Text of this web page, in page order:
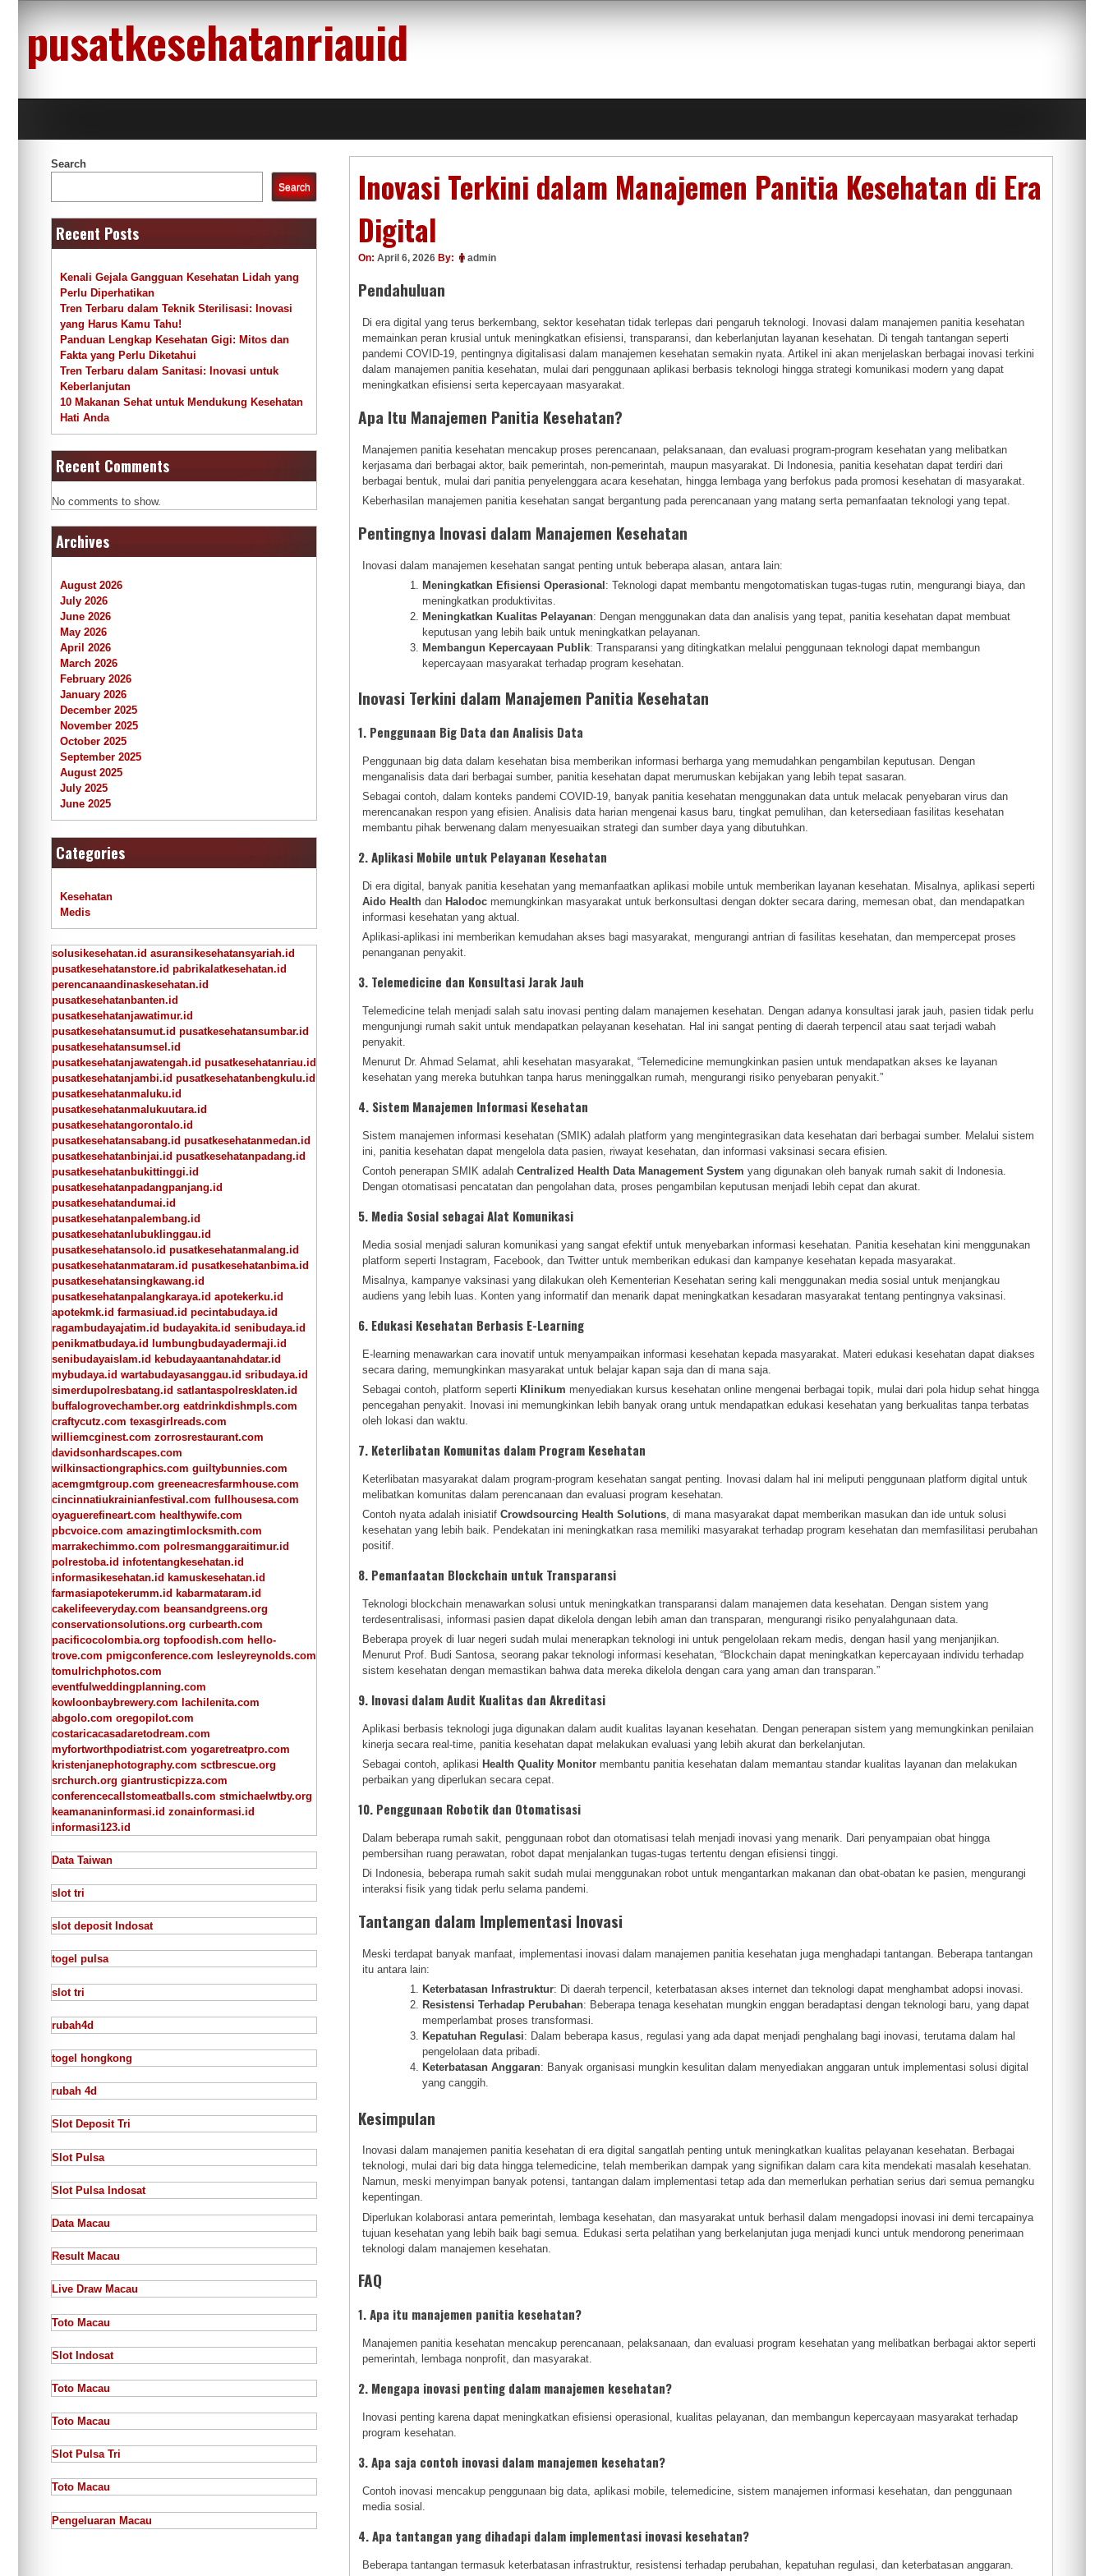
content
pusatkesehatanriauid
Inovasi Terkini dalam Manajemen Panitia Kesehatan di Era
Digital
On: April 6, 2026 By: admin
Pendahuluan
Di era digital yang terus berkembang, sektor kesehatan tidak terlepas dari pengaruh teknologi. Inovasi dalam manajemen panitia kesehatan
memainkan peran krusial untuk meningkatkan efisiensi, transparansi, dan keberlanjutan layanan kesehatan. Di tengah tantangan seperti
pandemi COVID-19, pentingnya digitalisasi dalam manajemen kesehatan semakin nyata. Artikel ini akan menjelaskan berbagai inovasi terkini
dalam manajemen panitia kesehatan, mulai dari penggunaan aplikasi berbasis teknologi hingga strategi komunikasi modern yang dapat
meningkatkan efisiensi serta kepercayaan masyarakat.
Apa Itu Manajemen Panitia Kesehatan?
Manajemen panitia kesehatan mencakup proses perencanaan, pelaksanaan, dan evaluasi program-program kesehatan yang melibatkan
kerjasama dari berbagai aktor, baik pemerintah, non-pemerintah, maupun masyarakat. Di Indonesia, panitia kesehatan dapat terdiri dari
berbagai bentuk, mulai dari panitia penyelenggara acara kesehatan, hingga lembaga yang berfokus pada promosi kesehatan di masyarakat.
Keberhasilan manajemen panitia kesehatan sangat bergantung pada perencanaan yang matang serta pemanfaatan teknologi yang tepat.
Pentingnya Inovasi dalam Manajemen Kesehatan
Inovasi dalam manajemen kesehatan sangat penting untuk beberapa alasan, antara lain:
Meningkatkan Efisiensi Operasional : Teknologi dapat membantu mengotomatiskan tugas-tugas rutin, mengurangi biaya, dan
meningkatkan produktivitas.
Meningkatkan Kualitas Pelayanan: Dengan menggunakan data dan analisis yang tepat, panitia kesehatan dapat membuat
keputusan yang lebih baik untuk meningkatkan pelayanan.
Membangun Kepercayaan Publik: Transparansi yang ditingkatkan melalui penggunaan teknologi dapat membangun
kepercayaan masyarakat terhadap program kesehatan.
Inovasi Terkini dalam Manajemen Panitia Kesehatan
1. Penggunaan Big Data dan Analisis Data
Penggunaan big data dalam kesehatan bisa memberikan informasi berharga yang memudahkan pengambilan keputusan. Dengan
menganalisis data dari berbagai sumber, panitia kesehatan dapat merumuskan kebijakan yang lebih tepat sasaran.
Sebagai contoh, dalam konteks pandemi COVID-19, banyak panitia kesehatan menggunakan data untuk melacak penyebaran virus dan
merencanakan respon yang efisien. Analisis data harian mengenai kasus baru, tingkat pemulihan, dan ketersediaan fasilitas kesehatan
membantu pihak berwenang dalam menyesuaikan strategi dan sumber daya yang dibutuhkan.
2. Aplikasi Mobile untuk Pelayanan Kesehatan
Di era digital, banyak panitia kesehatan yang memanfaatkan aplikasi mobile untuk memberikan layanan kesehatan. Misalnya, aplikasi seperti
Aido Health dan Halodoc memungkinkan masyarakat untuk berkonsultasi dengan dokter secara daring, memesan obat, dan mendapatkan
informasi kesehatan yang aktual.
Aplikasi-aplikasi ini memberikan kemudahan akses bagi masyarakat, mengurangi antrian di fasilitas kesehatan, dan mempercepat proses
penanganan penyakit.
3. Telemedicine dan Konsultasi Jarak Jauh
Telemedicine telah menjadi salah satu inovasi penting dalam manajemen kesehatan. Dengan adanya konsultasi jarak jauh, pasien tidak perlu
mengunjungi rumah sakit untuk mendapatkan pelayanan kesehatan. Hal ini sangat penting di daerah terpencil atau saat terjadi wabah
penyakit.
Menurut Dr. Ahmad Selamat, ahli kesehatan masyarakat, “Telemedicine memungkinkan pasien untuk mendapatkan akses ke layanan
kesehatan yang mereka butuhkan tanpa harus meninggalkan rumah, mengurangi risiko penyebaran penyakit.”
4. Sistem Manajemen Informasi Kesehatan
Sistem manajemen informasi kesehatan (SMIK) adalah platform yang mengintegrasikan data kesehatan dari berbagai sumber. Melalui sistem
ini, panitia kesehatan dapat mengelola data pasien, riwayat kesehatan, dan informasi vaksinasi secara efisien.
Contoh penerapan SMIK adalahCentralized Health Data Management System yang digunakan oleh banyak rumah sakit di Indonesia.
Dengan otomatisasi pencatatan dan pengolahan data, proses pengambilan keputusan menjadi lebih cepat dan akurat.
5. Media Sosial sebagai Alat Komunikasi
Media sosial menjadi saluran komunikasi yang sangat efektif untuk menyebarkan informasi kesehatan. Panitia kesehatan kini menggunakan
platform seperti Instagram, Facebook, dan Twitter untuk memberikan edukasi dan kampanye kesehatan kepada masyarakat.
Misalnya, kampanye vaksinasi yang dilakukan oleh Kementerian Kesehatan sering kali menggunakan media sosial untuk menjangkau
audiens yang lebih luas. Konten yang informatif dan menarik dapat meningkatkan kesadaran masyarakat tentang pentingnya vaksinasi.
6. Edukasi Kesehatan Berbasis E-Learning
E-learning menawarkan cara inovatif untuk menyampaikan informasi kesehatan kepada masyarakat. Materi edukasi kesehatan dapat diakses
secara daring, memungkinkan masyarakat untuk belajar kapan saja dan di mana saja.
Sebagai contoh, platform seperti Klinikum menyediakan kursus kesehatan online mengenai berbagai topik, mulai dari pola hidup sehat hingga
pencegahan penyakit. Inovasi ini memungkinkan lebih banyak orang untuk mendapatkan edukasi kesehatan yang berkualitas tanpa terbatas
oleh lokasi dan waktu.
7. Keterlibatan Komunitas dalam Program Kesehatan
Keterlibatan masyarakat dalam program-program kesehatan sangat penting. Inovasi dalam hal ini meliputi penggunaan platform digital untuk
melibatkan komunitas dalam perencanaan dan evaluasi program kesehatan.
Contoh nyata adalah inisiatifCrowdsourcing Health Solutions, di mana masyarakat dapat memberikan masukan dan ide untuk solusi
kesehatan yang lebih baik. Pendekatan ini meningkatkan rasa memiliki masyarakat terhadap program kesehatan dan memfasilitasi perubahan
positif.
8. Pemanfaatan Blockchain untuk Transparansi
Teknologi blockchain menawarkan solusi untuk meningkatkan transparansi dalam manajemen data kesehatan. Dengan sistem yang
terdesentralisasi, informasi pasien dapat dikelola dengan lebih aman dan transparan, mengurangi risiko penyalahgunaan data.
Beberapa proyek di luar negeri sudah mulai menerapkan teknologi ini untuk pengelolaan rekam medis, dengan hasil yang menjanjikan.
Menurut Prof. Budi Santosa, seorang pakar teknologi informasi kesehatan, “Blockchain dapat meningkatkan kepercayaan individu terhadap
sistem kesehatan dengan memastikan bahwa data mereka dikelola dengan cara yang aman dan transparan.”
9. Inovasi dalam Audit Kualitas dan Akreditasi
Aplikasi berbasis teknologi juga digunakan dalam audit kualitas layanan kesehatan. Dengan penerapan sistem yang memungkinkan penilaian
kinerja secara real-time, panitia kesehatan dapat melakukan evaluasi yang lebih akurat dan berkelanjutan.
Sebagai contoh, aplikasi Health Quality Monitor membantu panitia kesehatan dalam memantau standar kualitas layanan dan melakukan
perbaikan yang diperlukan secara cepat.
10. Penggunaan Robotik dan Otomatisasi
Dalam beberapa rumah sakit, penggunaan robot dan otomatisasi telah menjadi inovasi yang menarik. Dari penyampaian obat hingga
pembersihan ruang perawatan, robot dapat menjalankan tugas-tugas tertentu dengan efisiensi tinggi.
Di Indonesia, beberapa rumah sakit sudah mulai menggunakan robot untuk mengantarkan makanan dan obat-obatan ke pasien, mengurangi
interaksi fisik yang tidak perlu selama pandemi.
Tantangan dalam Implementasi Inovasi
Meski terdapat banyak manfaat, implementasi inovasi dalam manajemen panitia kesehatan juga menghadapi tantangan. Beberapa tantangan
itu antara lain:
Keterbatasan Infrastruktur: Di daerah terpencil, keterbatasan akses internet dan teknologi dapat menghambat adopsi inovasi.
Resistensi Terhadap Perubahan: Beberapa tenaga kesehatan mungkin enggan beradaptasi dengan teknologi baru, yang dapat
memperlambat proses transformasi.
Kepatuhan Regulasi: Dalam beberapa kasus, regulasi yang ada dapat menjadi penghalang bagi inovasi, terutama dalam hal
pengelolaan data pribadi.
Keterbatasan Anggaran: Banyak organisasi mungkin kesulitan dalam menyediakan anggaran untuk implementasi solusi digital
yang canggih.
Kesimpulan
Inovasi dalam manajemen panitia kesehatan di era digital sangatlah penting untuk meningkatkan kualitas pelayanan kesehatan. Berbagai
teknologi, mulai dari big data hingga telemedicine, telah memberikan dampak yang signifikan dalam cara kita mendekati masalah kesehatan.
Namun, meski menyimpan banyak potensi, tantangan dalam implementasi tetap ada dan memerlukan perhatian serius dari semua pemangku
kepentingan.
Diperlukan kolaborasi antara pemerintah, lembaga kesehatan, dan masyarakat untuk berhasil dalam mengadopsi inovasi ini demi tercapainya
tujuan kesehatan yang lebih baik bagi semua. Edukasi serta pelatihan yang berkelanjutan juga menjadi kunci untuk mendorong penerimaan
teknologi dalam manajemen kesehatan.
FAQ
1. Apa itu manajemen panitia kesehatan?
Manajemen panitia kesehatan mencakup perencanaan, pelaksanaan, dan evaluasi program kesehatan yang melibatkan berbagai aktor seperti
pemerintah, lembaga nonprofit, dan masyarakat.
2. Mengapa inovasi penting dalam manajemen kesehatan?
Inovasi penting karena dapat meningkatkan efisiensi operasional, kualitas pelayanan, dan membangun kepercayaan masyarakat terhadap
program kesehatan.
3. Apa saja contoh inovasi dalam manajemen kesehatan?
Contoh inovasi mencakup penggunaan big data, aplikasi mobile, telemedicine, sistem manajemen informasi kesehatan, dan penggunaan
media sosial.
4. Apa tantangan yang dihadapi dalam implementasi inovasi kesehatan?
Beberapa tantangan termasuk keterbatasan infrastruktur, resistensi terhadap perubahan, kepatuhan regulasi, dan keterbatasan anggaran.
Search
Search
Recent Posts
Kenali Gejala Gangguan Kesehatan Lidah yang
Perlu Diperhatikan
Tren Terbaru dalam Teknik Sterilisasi: Inovasi
yang Harus Kamu Tahu!
Panduan Lengkap Kesehatan Gigi: Mitos dan
Fakta yang Perlu Diketahui
Tren Terbaru dalam Sanitasi: Inovasi untuk
Keberlanjutan
10 Makanan Sehat untuk Mendukung Kesehatan
Hati Anda
Recent Comments
No comments to show.
Archives
August 2026
July 2026
June 2026
May 2026
April 2026
March 2026
February 2026
January 2026
December 2025
November 2025
October 2025
September 2025
August 2025
July 2025
June 2025
Categories
Kesehatan
Medis
solusikesehatan.id asuransikesehatansyariah.id
pusatkesehatanstore.id pabrikalatkesehatan.id
perencanaandinaskesehatan.id
pusatkesehatanbanten.id
pusatkesehatanjawatimur.id
pusatkesehatansumut.id pusatkesehatansumbar.id
pusatkesehatansumsel.id
pusatkesehatanjawatengah.id pusatkesehatanriau.id
pusatkesehatanjambi.id pusatkesehatanbengkulu.id
pusatkesehatanmaluku.id
pusatkesehatanmalukuutara.id
pusatkesehatangorontalo.id
pusatkesehatansabang.id pusatkesehatanmedan.id
pusatkesehatanbinjai.id pusatkesehatanpadang.id
pusatkesehatanbukittinggi.id
pusatkesehatanpadangpanjang.id
pusatkesehatandumai.id
pusatkesehatanpalembang.id
pusatkesehatanlubuklinggau.id
pusatkesehatansolo.id pusatkesehatanmalang.id
pusatkesehatanmataram.id pusatkesehatanbima.id
pusatkesehatansingkawang.id
pusatkesehatanpalangkaraya.id apotekerku.id
apotekmk.id farmasiuad.id pecintabudaya.id
ragambudayajatim.id budayakita.id senibudaya.id
penikmatbudaya.id lumbungbudayadermaji.id
senibudayaislam.id kebudayaantanahdatar.id
mybudaya.id wartabudayasanggau.id sribudaya.id
simerdupolresbatang.id satlantaspolresklaten.id
buffalogrovechamber.org eatdrinkdishmpls.com
craftycutz.com texasgirlreads.com
williemcginest.com zorrosrestaurant.com
davidsonhardscapes.com
wilkinsactiongraphics.com guiltybunnies.com
acemgmtgroup.com greeneacresfarmhouse.com
cincinnatiukrainianfestival.com fullhousesa.com
oyaguerefineart.com healthywife.com
pbcvoice.com amazingtimlocksmith.com
marrakechimmo.com polresmanggaraitimur.id
polrestoba.id infotentangkesehatan.id
informasikesehatan.id kamuskesehatan.id
farmasiapotekerumm.id kabarmataram.id
cakelifeeveryday.com beansandgreens.org
conservationsolutions.org curbearth.com
pacificocolombia.org topfoodish.com hello-
trove.com pmigconference.com lesleyreynolds.com
tomulrichphotos.com
eventfulweddingplanning.com
kowloonbaybrewery.com lachilenita.com
abgolo.com oregopilot.com
costaricacasadaretodream.com
myfortworthpodiatrist.com yogaretreatpro.com
kristenjanephotography.com sctbrescue.org
srchurch.org giantrusticpizza.com
conferencecallstomeatballs.com stmichaelwtby.org
keamananinformasi.id zonainformasi.id
informasi123.id
Data Taiwan
slot tri
slot deposit Indosat
togel pulsa
slot tri
rubah4d
togel hongkong
rubah 4d
Slot Deposit Tri
Slot Pulsa
Slot Pulsa Indosat
Data Macau
Result Macau
Live Draw Macau
Toto Macau
Slot Indosat
Toto Macau
Toto Macau
Slot Pulsa Tri
Toto Macau
Pengeluaran Macau